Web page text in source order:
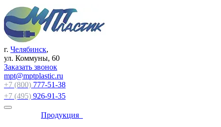
г. Челябинск,
ул. Коммуны, 60
Заказать звонок
mpt@mptplastic.ru
+7 (800) 777-51-38
+7 (495) 926-91-35
Продукция